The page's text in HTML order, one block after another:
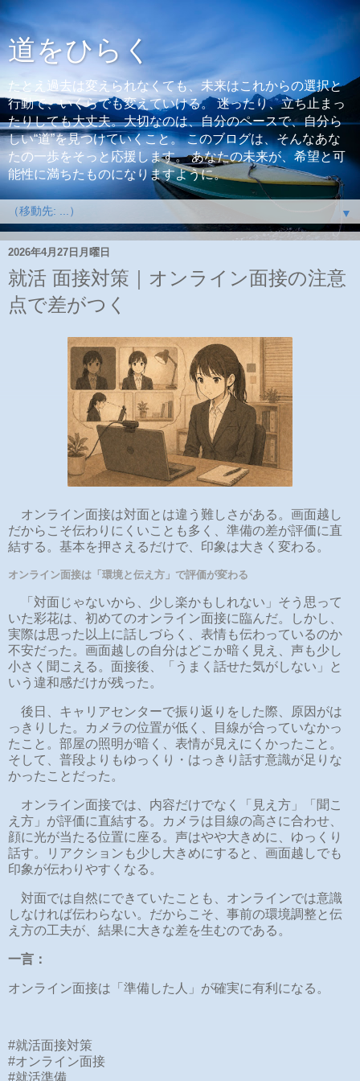
道をひらく
たとえ過去は変えられなくても、未来はこれからの選択と
行動で、いくらでも変えていける。 迷ったり、立ち止まっ
たりしても大丈夫。大切なのは、自分のペースで、自分ら
しい“道”を見つけていくこと。 このブログは、そんなあな
たの一歩をそっと応援します。 あなたの未来が、希望と可
能性に満ちたものになりますように。
▼
2026年4月27日月曜日
就活 面接対策｜オンライン面接の注意
点で差がつく
オンライン面接は対面とは違う難しさがある。画面越し
だからこそ伝わりにくいことも多く、準備の差が評価に直
結する。基本を押さえるだけで、印象は大きく変わる。
オンライン面接は「環境と伝え方」で評価が変わる
「対面じゃないから、少し楽かもしれない」そう思って
いた彩花は、初めてのオンライン面接に臨んだ。しかし、
実際は思った以上に話しづらく、表情も伝わっているのか
不安だった。画面越しの自分はどこか暗く見え、声も少し
小さく聞こえる。面接後、「うまく話せた気がしない」と
いう違和感だけが残った。
後日、キャリアセンターで振り返りをした際、原因がは
っきりした。カメラの位置が低く、目線が合っていなかっ
たこと。部屋の照明が暗く、表情が見えにくかったこと。
そして、普段よりもゆっくり・はっきり話す意識が足りな
かったことだった。
オンライン面接では、内容だけでなく「見え方」「聞こ
え方」が評価に直結する。カメラは目線の高さに合わせ、
顔に光が当たる位置に座る。声はやや大きめに、ゆっくり
話す。リアクションも少し大きめにすると、画面越しでも
印象が伝わりやすくなる。
対面では自然にできていたことも、オンラインでは意識
しなければ伝わらない。だからこそ、事前の環境調整と伝
え方の工夫が、結果に大きな差を生むのである。
一言：
オンライン面接は「準備した人」が確実に有利になる。
#就活面接対策
#オンライン面接
#就活準備